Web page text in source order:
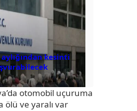
kesinti
otomobil uçuruma
ölü ve yaralı var